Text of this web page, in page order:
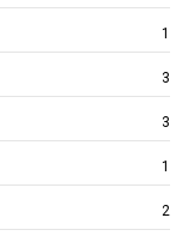
1
3
3
1
2